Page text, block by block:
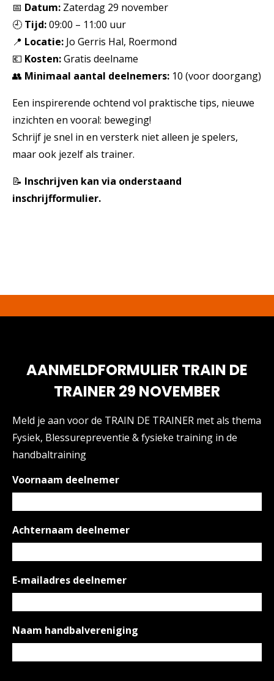
📅 Datum: Zaterdag 29 november
🕘 Tijd:09:00 – 11:00 uur
📍 Locatie: Jo Gerris Hal, Roermond
💶 Kosten:Gratis deelname
👥 Minimaal aantal deelnemers: 10 (voor doorgang)
Een inspirerende ochtend vol praktische tips, nieuwe
inzichten en vooral: beweging!
Schrijf je snel in en versterk niet alleen je spelers,
maar ook jezelf als trainer.
📝 Inschrijven kan via onderstaand
inschrijfformulier.
AANMELDFORMULIER TRAIN DE
TRAINER 29 NOVEMBER
Meld je aan voor de TRAIN DE TRAINER met als thema
Fysiek, Blessurepreventie & fysieke training in de
handbaltraining
Voornaam deelnemer
Achternaam deelnemer
E-mailadres deelnemer
Naam handbalvereniging